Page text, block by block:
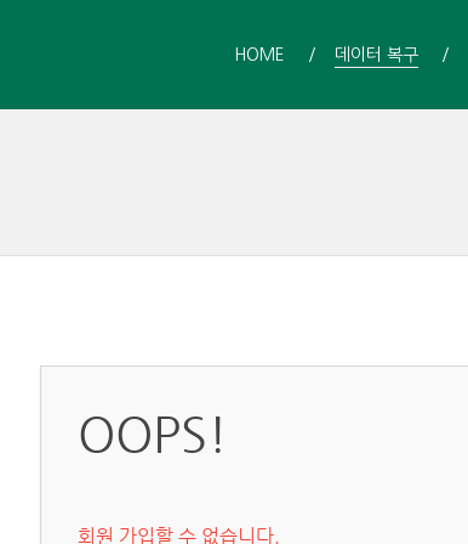
HOME 데이터 복구
OOPS!
회원 가입할 수 없습니다.